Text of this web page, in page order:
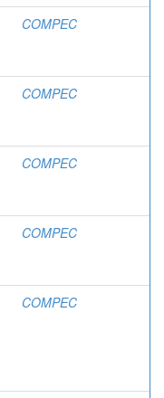
COMPEC
COMPEC
COMPEC
COMPEC
COMPEC